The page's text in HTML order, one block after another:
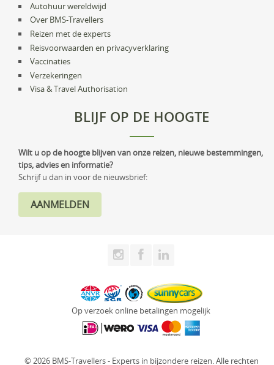
Autohuur wereldwijd
Over BMS-Travellers
Reizen met de experts
Reisvoorwaarden en privacyverklaring
Vaccinaties
Verzekeringen
Visa & Travel Authorisation
BLIJF OP DE HOOGTE
Wilt u op de hoogte blijven van onze reizen, nieuwe bestemmingen,
tips, advies en informatie?
Schrijf u dan in voor de nieuwsbrief:
Op verzoek online betalingen mogelijk
© 2026 BMS-Travellers - Experts in bijzondere reizen. Alle rechten